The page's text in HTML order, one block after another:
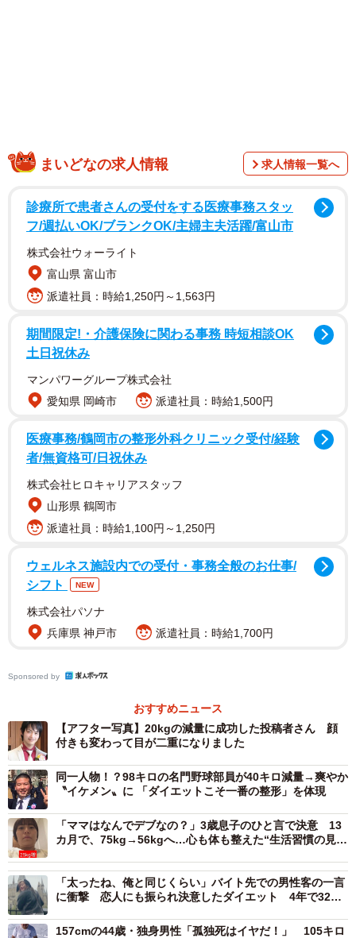
ダイエットを決意したきっかけについて、「当時はまだ恋
人だった妻が、友人から『彼氏がダサい』と言われたそう
で。僕はあまり気にしていなかったのですが、悲しむ妻の
まいどなの求人情報 求人情報一覧へ
診療所で患者さんの受付をする医療事務スタッ
フ/週払いOK/ブランクOK/主婦主夫活躍/富山市
株式会社ウォーライト
富山県 富山市
派遣社員：時給1,250円～1,563円
期間限定!・介護保険に関わる事務 時短相談OK
土日祝休み
マンパワーグループ株式会社
愛知県 岡崎市
派遣社員：時給1,500円
医療事務/鶴岡市の整形外科クリニック受付/経験
者/無資格可/日祝休み
株式会社ヒロキャリアスタッフ
山形県 鶴岡市
派遣社員：時給1,100円～1,250円
ウェルネス施設内での受付・事務全般のお仕事/
シフト
NEW
株式会社パソナ
兵庫県 神戸市
派遣社員：時給1,700円
Sponsored by
おすすめニュース
【アフター写真】20kgの減量に成功した投稿者さん 顔
付きも変わって目が二重になりました
同一人物！？98キロの名門野球部員が40キロ減量→爽やか
〝イケメン〟に 「ダイエットこそ一番の整形」を体現
「ママはなんでデブなの？」3歳息子のひと言で決意 13
カ月で、75kg→56kgへ…心も体も整えた“生活習慣の見直
「太ったね、俺と同じくらい」バイト先での男性客の一言
に衝撃 恋人にも振られ決意したダイエット 4年で32キ
157cmの44歳・独身男性「孤独死はイヤだ！」 105キロ